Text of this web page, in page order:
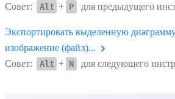
Совет:
Alt + P для предыдущего
Экспортировать выделенную
изображение (файл)...
Совет:
Alt + N для следующего